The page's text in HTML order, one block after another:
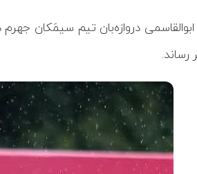
تیم‌ سیمَکان جهرم در دقیقه ۳۰ و معراج پورتقی در دقیقه ۴۹ برای نماینده ایران